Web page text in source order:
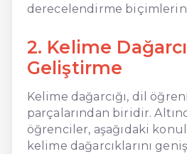
derecelendirme
2. Kelime
Geliştirme
Kelime dağarcığı, dil
parçalarından biridir.
öğrenciler, aşağıdaki
kelime dağarcıklarını